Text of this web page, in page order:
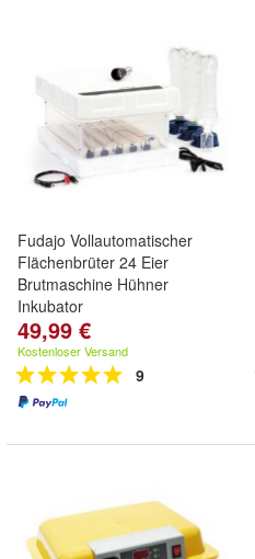
Fudajo Vollautomatischer
Flächenbrüter 24 Eier
Brutmaschine Hühner
Inkubator
49,99 €
Kostenloser Versand
9